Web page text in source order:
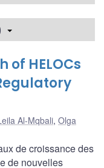
of HELOCs
Al-Mqbali, Olga
de croissance des
de nouvelles